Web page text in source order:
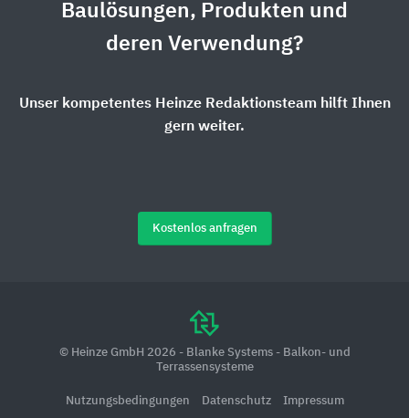
Baulösungen, Produkten und
deren Verwendung?
Unser kompetentes Heinze Redaktionsteam hilft Ihnen
gern weiter.
Kostenlos anfragen
© Heinze GmbH 2026 - Blanke Systems - Balkon- und
Terrassensysteme
Nutzungsbedingungen Datenschutz Impressum